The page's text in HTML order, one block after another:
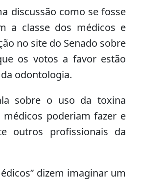
volume.
discussão como se fosse
a classe dos médicos e
no site do Senado sobre
os votos a favor estão
odontologia.
sobre o uso da toxina
poderiam fazer e
outros profissionais da
dizem imaginar um